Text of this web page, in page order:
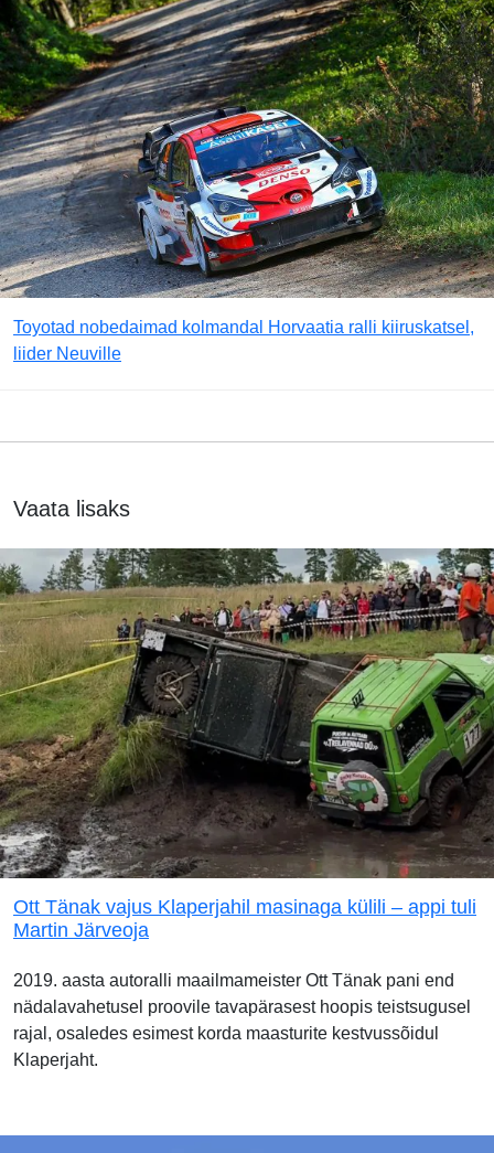
Toyotad nobedaimad kolmandal Horvaatia ralli kiiruskatsel,
liider Neuville
Vaata lisaks
Ott Tänak vajus Klaperjahil masinaga külili – appi tuli
Martin Järveoja
2019. aasta autoralli maailmameister Ott Tänak pani end
nädalavahetusel proovile tavapärasest hoopis teistsugusel
rajal, osaledes esimest korda maasturite kestvussõidul
Klaperjaht.